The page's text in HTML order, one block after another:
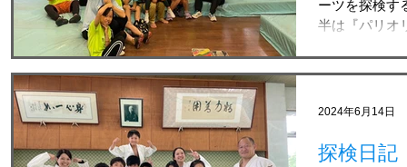
ーツを探検す
半は『パリオ
探検日記
2024年6月14日